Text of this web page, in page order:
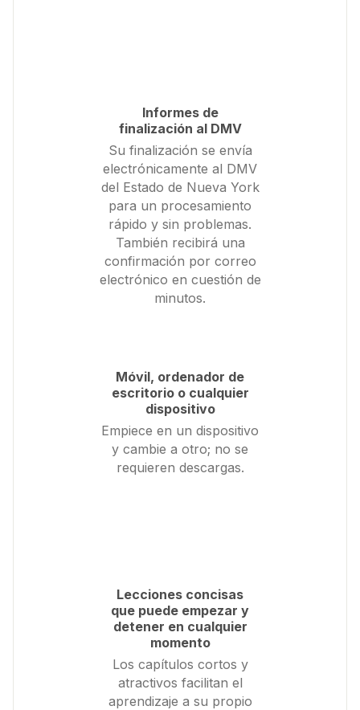
Informes de
finalización al DMV
Su finalización se envía
electrónicamente al DMV
del Estado de Nueva York
para un procesamiento
rápido y sin problemas.
También recibirá una
confirmación por correo
electrónico en cuestión de
minutos.
Móvil, ordenador de
escritorio o cualquier
dispositivo
Empiece en un dispositivo
y cambie a otro; no se
requieren descargas.
Lecciones concisas
que puede empezar y
detener en cualquier
momento
Los capítulos cortos y
atractivos facilitan el
aprendizaje a su propio